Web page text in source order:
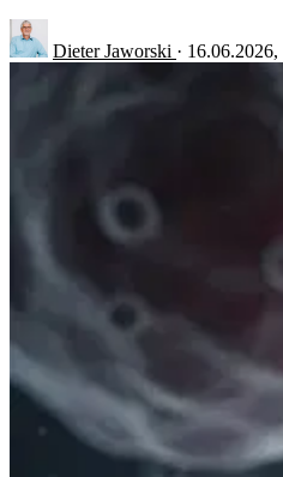
Dieter Jaworski ·